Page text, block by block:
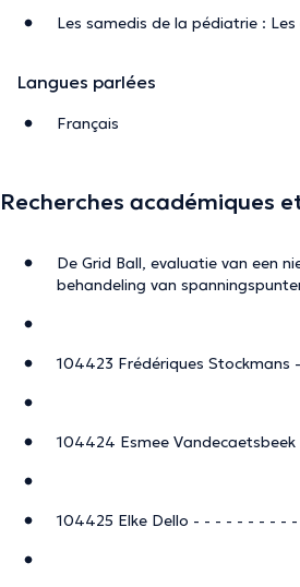
Les samedis de la pédiatrie :
Langues parlées
Français
Recherches académiques
De Grid Ball, evaluatie van een
behandeling van
104423 Frédériques
104424 Esmee
104425 Elke Dello - - - - - - - - -